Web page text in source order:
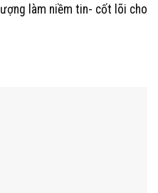
làm niềm tin- cốt lõi cho